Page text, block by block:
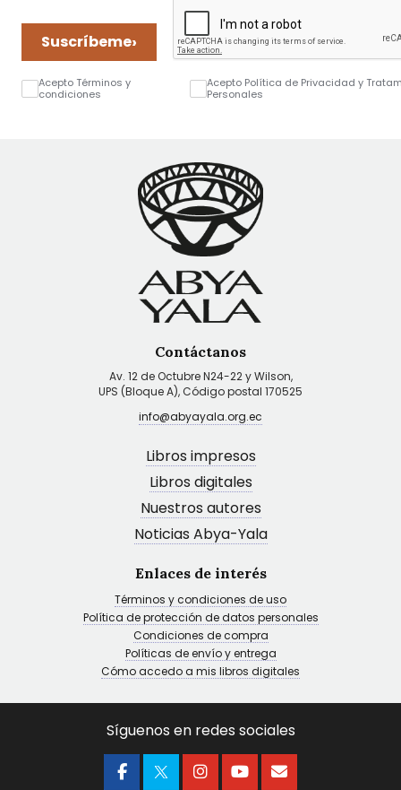
Suscríbeme›
Acepto Términos y
condiciones
Acepto Política de Privacidad y
Personales
Contáctanos
Av. 12 de Octubre N24-22 y Wilson,
UPS (Bloque A), Código postal 170525
info@abyayala.org.ec
Libros impresos
Libros digitales
Nuestros autores
Noticias Abya-Yala
Enlaces de interés
Términos y condiciones de uso
Política de protección de datos personales
Condiciones de compra
Políticas de envío y entrega
Cómo accedo a mis libros digitales
Síguenos en redes sociales